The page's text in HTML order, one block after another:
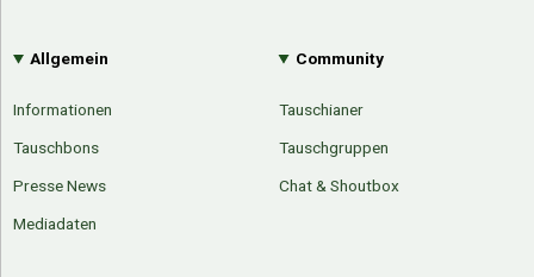
Allgemein
Informationen
Tauschbons
Presse News
Mediadaten
Community
Tauschianer
Tauschgruppen
Chat & Shoutbox